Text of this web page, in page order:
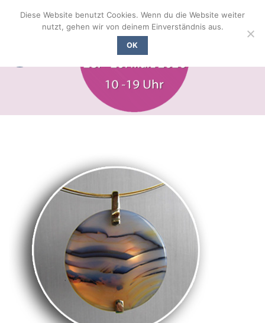
Inhalt
Diese Website benutzt Cookies. Wenn du die Website weiter
nutzt, gehen wir von deinem Einverständnis aus.
OK